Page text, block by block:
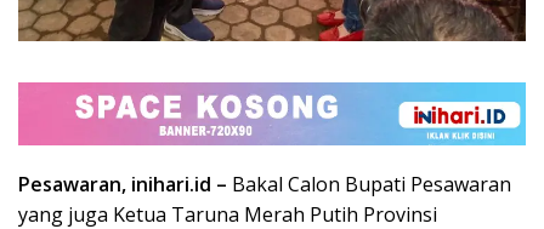
Pesawaran, inihari.id – Bakal Calon Bupati Pesawaran
yang juga Ketua Taruna Merah Putih Provinsi